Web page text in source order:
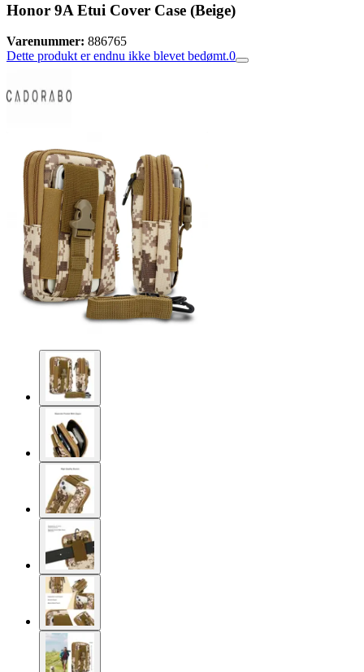
Honor 9A Etui Cover Case (Beige)
Varenummer: 886765
Dette produkt er endnu ikke blevet bedømt.0